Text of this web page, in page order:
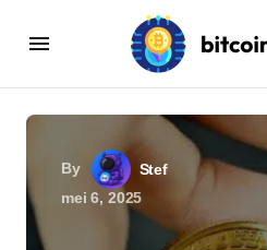
By
Stef
mei 6, 2025